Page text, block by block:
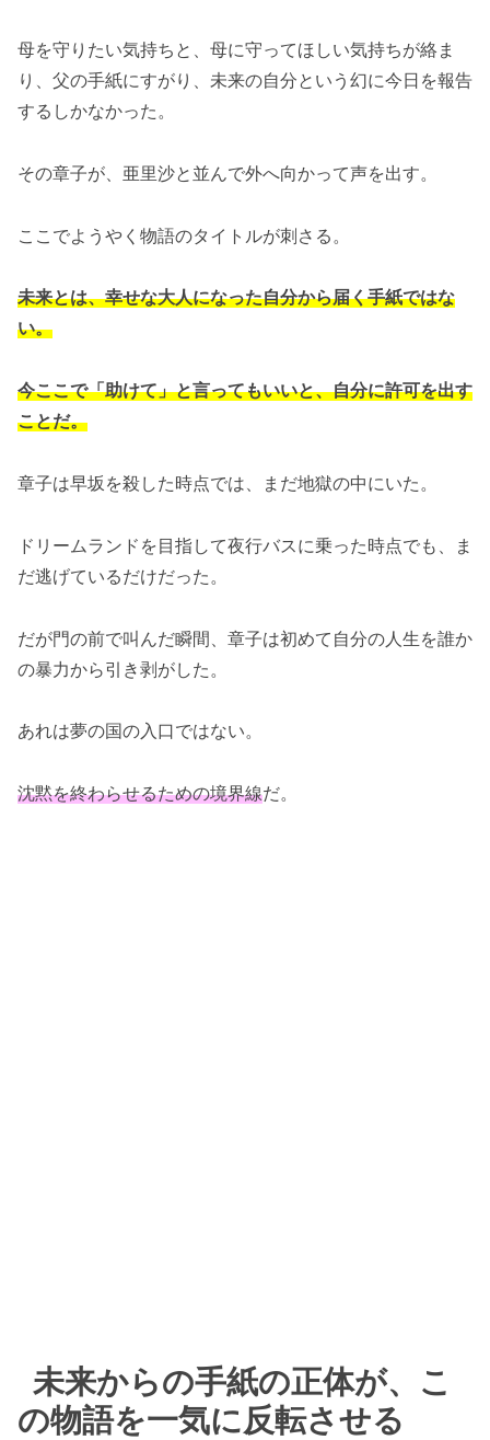
母を守りたい気持ちと、母に守ってほしい気持ちが絡ま
り、父の手紙にすがり、未来の自分という幻に今日を報告
するしかなかった。
その章子が、亜里沙と並んで外へ向かって声を出す。
ここでようやく物語のタイトルが刺さる。
未来とは、幸せな大人になった自分から届く手紙ではな
い。
今ここで「助けて」と言ってもいいと、自分に許可を出す
ことだ。
章子は早坂を殺した時点では、まだ地獄の中にいた。
ドリームランドを目指して夜行バスに乗った時点でも、ま
だ逃げているだけだった。
だが門の前で叫んだ瞬間、章子は初めて自分の人生を誰か
の暴力から引き剥がした。
あれは夢の国の入口ではない。
沈黙を終わらせるための境界線だ。
未来からの手紙の正体が、こ
の物語を一気に反転させる